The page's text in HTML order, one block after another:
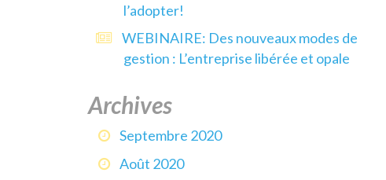
l’adopter!
WEBINAIRE: Des nouveaux modes de
gestion : L’entreprise libérée et opale
Archives
Septembre 2020
Août 2020